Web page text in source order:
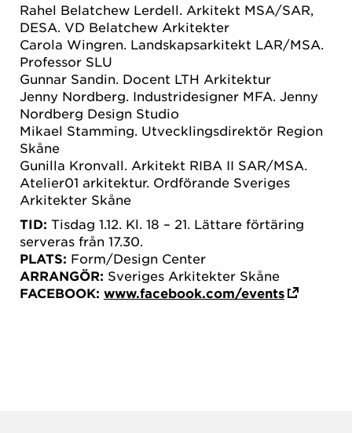
Rahel Belatchew Lerdell. Arkitekt MSA/SAR,
DESA. VD Belatchew Arkitekter
Carola Wingren. Landskapsarkitekt LAR/MSA.
Professor SLU
Gunnar Sandin. Docent LTH Arkitektur
Jenny Nordberg. Industridesigner MFA. Jenny
Nordberg Design Studio
Mikael Stamming. Utvecklingsdirektör Region
Skåne
Gunilla Kronvall. Arkitekt RIBA II SAR/MSA.
Atelier01 arkitektur. Ordförande Sveriges
Arkitekter Skåne
TID: Tisdag 1.12. Kl. 18 – 21. Lättare förtäring
serveras från 17.30.
PLATS: Form/Design Center
ARRANGÖR: Sveriges Arkitekter Skåne
FACEBOOK: www.facebook.com/events